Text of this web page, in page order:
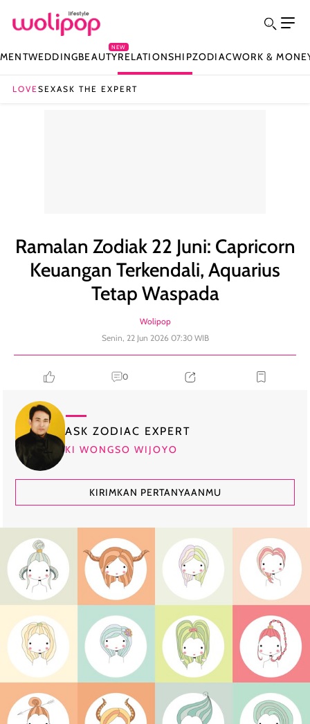
WEDDINGBEAUTY
NEW
RELATIONSHIPZODIACWORK &
LOVESEXASK THE EXPERT
Ramalan Zodiak 22 Juni: Capricorn
Keuangan Terkendali, Aquarius
Tetap Waspada
Wolipop
Senin, 22 Jun 2026 07:30 WIB
0
ASK ZODIAC EXPERT
KI WONGSO WIJOYO
KIRIMKAN PERTANYAANMU